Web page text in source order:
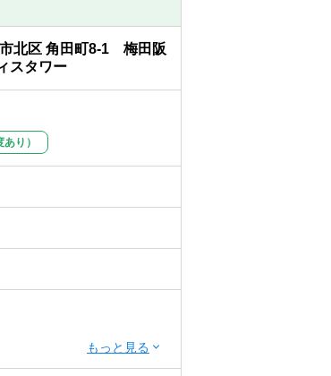
北区 角田町8-1 梅田阪
スタワー
り）